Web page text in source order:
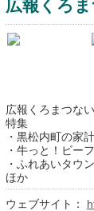
広報くろ
広報くろまつな
特集
・黒松内町の家
・牛っと！ビー
・ふれあいタウ
ほか
ウェブサイト：
喜茂別町
北海道の
創成研究機
全国健康保
hokkaido